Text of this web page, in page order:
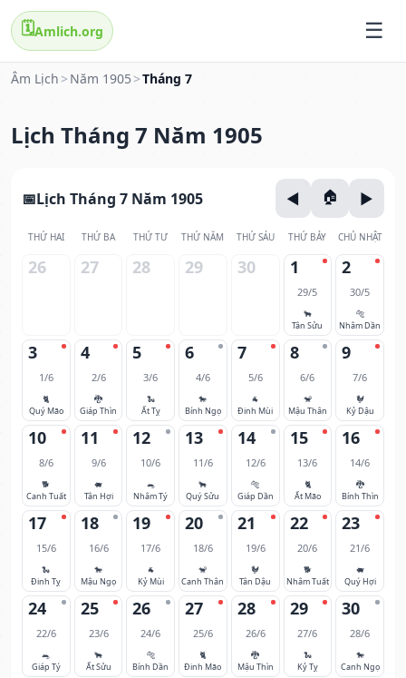
🗓️Amlich.org
Âm Lịch > Năm 1905 >Tháng 7
Lịch Tháng 7 Năm 1905
Lịch Tháng 7 Năm 1905
THỨ HAI THỨ BA THỨ TƯ THỨ NĂM THỨ SÁU THỨ BẢY CHỦ NHẬT
26 27 28 29 30 1
29/5
🐂
Tân Sửu
2
30/5
🐅
Nhâm Dần
3
1/6
🐈
Quý Mão
4
2/6
🐉
Giáp Thìn
5
3/6
🐍
Ất Tỵ
6
4/6
🐎
Bính Ngọ
7
5/6
🐐
Đinh Mùi
8
6/6
🐒
Mậu Thân
9
7/6
🐓
Kỷ Dậu
10
8/6
🐕
Canh Tuất
11
9/6
🐖
Tân Hợi
12
10/6
🐀
Nhâm Tý
13
11/6
🐂
Quý Sửu
14
12/6
🐅
Giáp Dần
15
13/6
🐈
Ất Mão
16
14/6
🐉
Bính Thìn
17
15/6
🐍
Đinh Tỵ
18
16/6
🐎
Mậu Ngọ
19
17/6
🐐
Kỷ Mùi
20
18/6
🐒
Canh Thân
21
19/6
🐓
Tân Dậu
22
20/6
🐕
Nhâm Tuất
23
21/6
🐖
Quý Hợi
24
22/6
🐀
Giáp Tý
25
23/6
🐂
Ất Sửu
26
24/6
🐅
Bính Dần
27
25/6
🐈
Đinh Mão
28
26/6
🐉
Mậu Thìn
29
27/6
🐍
Kỷ Tỵ
30
28/6
🐎
Canh Ngọ